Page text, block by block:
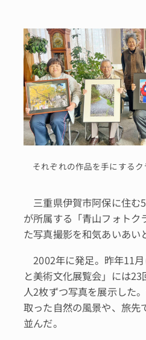
それぞれの作品を手にする
三重県伊賀市阿保に住む
が所属する「青山フォトク
た写真撮影を和気あいあい
2002年に発足。昨年11
と美術文化展覧会」には
人2枚ずつ写真を展示した
取った自然の風景や、旅先
並んだ。